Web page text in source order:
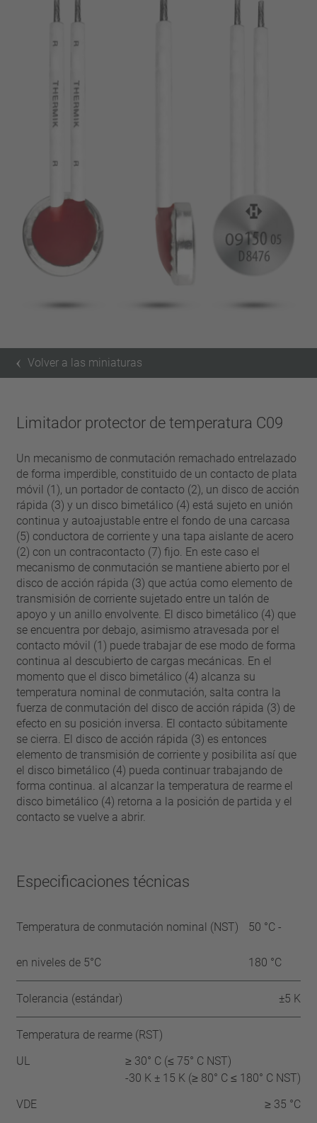
filamento
ENEC
filtros estrechos
Volver a las miniaturas
Limitador protector de temperatura C09
Un mecanismo de conmutación remachado entrelazado
de forma imperdible, constituido de un contacto de plata
móvil (1), un portador de contacto (2), un disco de acción
rápida (3) y un disco bimetálico (4) está sujeto en unión
continua y autoajustable entre el fondo de una carcasa
(5) conductora de corriente y una tapa aislante de acero
(2) con un contracontacto (7) fijo. En este caso el
mecanismo de conmutación se mantiene abierto por el
disco de acción rápida (3) que actúa como elemento de
transmisión de corriente sujetado entre un talón de
apoyo y un anillo envolvente. El disco bimetálico (4) que
se encuentra por debajo, asimismo atravesada por el
contacto móvil (1) puede trabajar de ese modo de forma
continua al descubierto de cargas mecánicas. En el
momento que el disco bimetálico (4) alcanza su
temperatura nominal de conmutación, salta contra la
fuerza de conmutación del disco de acción rápida (3) de
efecto en su posición inversa. El contacto súbitamente
se cierra. El disco de acción rápida (3) es entonces
elemento de transmisión de corriente y posibilita así que
el disco bimetálico (4) pueda continuar trabajando de
forma continua. al alcanzar la temperatura de rearme el
disco bimetálico (4) retorna a la posición de partida y el
contacto se vuelve a abrir.
Especificaciones técnicas
Temperatura de conmutación nominal (NST)
en niveles de 5°C
50 °C -
180 °C
Tolerancia (estándar) ±5 K
Temperatura de rearme (RST)
UL
≥ 30° C (≤ 75° C NST)
-30 K ± 15 K (≥ 80° C ≤ 180° C NST)
VDE
≥ 35 °C